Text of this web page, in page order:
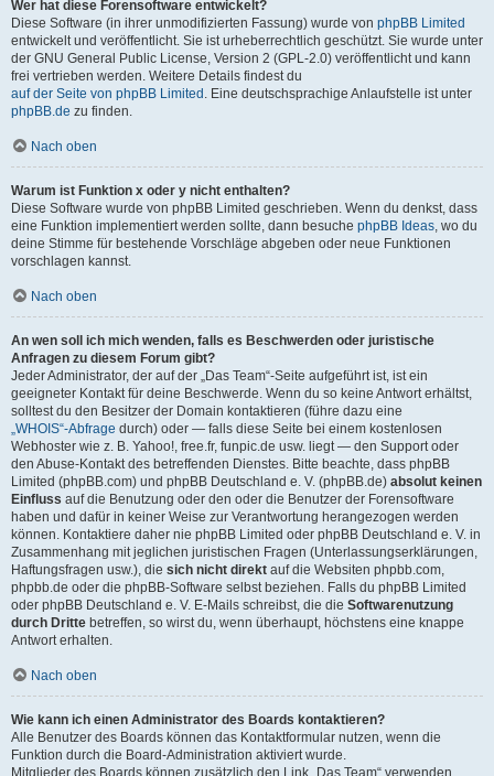
Wer hat diese Forensoftware entwickelt?
Diese Software (in ihrer unmodifizierten Fassung) wurde von phpBB Limited
entwickelt und veröffentlicht. Sie ist urheberrechtlich geschützt. Sie wurde unter
der GNU General Public License, Version 2 (GPL-2.0) veröffentlicht und kann
frei vertrieben werden. Weitere Details findest du
auf der Seite von phpBB Limited . Eine deutschsprachige Anlaufstelle ist unter
phpBB.de zu finden.
Nach oben
Warum ist Funktion x oder y nicht enthalten?
Diese Software wurde von phpBB Limited geschrieben. Wenn du denkst, dass
eine Funktion implementiert werden sollte, dann besuche phpBB Ideas, wo du
deine Stimme für bestehende Vorschläge abgeben oder neue Funktionen
vorschlagen kannst.
Nach oben
An wen soll ich mich wenden, falls es Beschwerden oder juristische
Anfragen zu diesem Forum gibt?
Jeder Administrator, der auf der „Das Team“-Seite aufgeführt ist, ist ein
geeigneter Kontakt für deine Beschwerde. Wenn du so keine Antwort erhältst,
solltest du den Besitzer der Domain kontaktieren (führe dazu eine
„WHOIS“-Abfrage durch) oder — falls diese Seite bei einem kostenlosen
Webhoster wie z. B. Yahoo!, free.fr, funpic.de usw. liegt — den Support oder
den Abuse-Kontakt des betreffenden Dienstes. Bitte beachte, dass phpBB
Limited (phpBB.com) und phpBB Deutschland e. V. (phpBB.de) absolut keinen
Einfluss auf die Benutzung oder den oder die Benutzer der Forensoftware
haben und dafür in keiner Weise zur Verantwortung herangezogen werden
können. Kontaktiere daher nie phpBB Limited oder phpBB Deutschland e. V. in
Zusammenhang mit jeglichen juristischen Fragen (Unterlassungserklärungen,
Haftungsfragen usw.), die sich nicht direkt auf die Websiten phpbb.com,
phpbb.de oder die phpBB-Software selbst beziehen. Falls du phpBB Limited
oder phpBB Deutschland e. V. E-Mails schreibst, die die Softwarenutzung
durch Dritte betreffen, so wirst du, wenn überhaupt, höchstens eine knappe
Antwort erhalten.
Nach oben
Wie kann ich einen Administrator des Boards kontaktieren?
Alle Benutzer des Boards können das Kontaktformular nutzen, wenn die
Funktion durch die Board-Administration aktiviert wurde.
Mitglieder des Boards können zusätzlich den Link „Das Team“ verwenden.